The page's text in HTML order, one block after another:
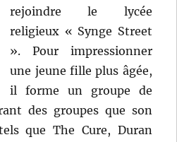
rejoindre le lycée
religieux « Synge Street
». Pour impressionner
une jeune fille plus âgée,
il forme un groupe de
des groupes que son
que The Cure, Duran